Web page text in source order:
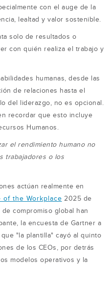
con el auge de la
lealtad y valor sostenible.
solo de resultados o
con quién realiza el trabajo y
humanas, desde las
de relaciones hasta el
del liderazgo, no es opcional.
recordar que esto incluye
Humanos.
el rendimiento humano no
trabajadores o los
actúan realmente en
of the Workplace 2025 de
compromiso global han
la encuesta de Gartner a
"la plantilla" cayó al quinto
de los CEOs, por detrás
modelos operativos y la